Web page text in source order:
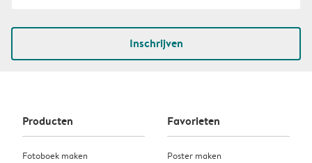
Inschrijven
Producten
Fotoboek maken
Favorieten
Poster maken